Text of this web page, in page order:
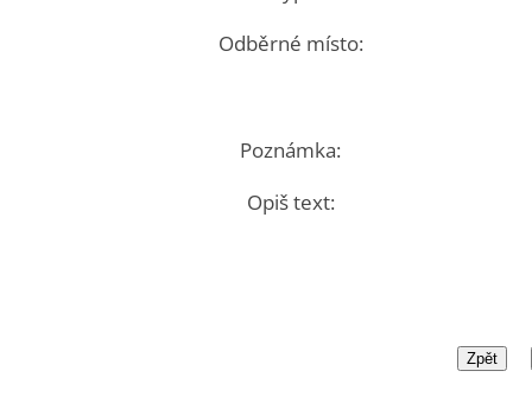
Odběrné místo:
Poznámka:
Opiš text: